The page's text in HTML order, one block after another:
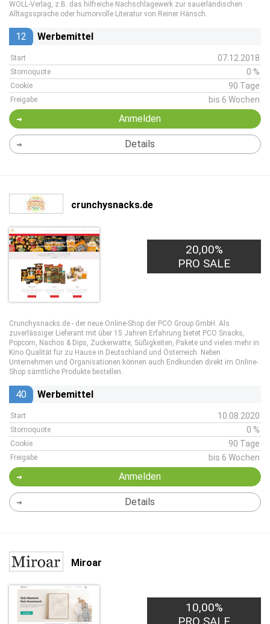
WOLL-Verlag, z.B. das hilfreiche Nachschlagewerk zur sauerländischen
Alltagssprache oder humorvolle Literatur von Reiner Hänsch.
12 Werbemittel
Start 07.12.2018
Stornoquote 0 %
Cookie 90 Tage
Freigabe bis 6 Wochen
Anmelden
Details
crunchysnacks.de
20,00%
PRO SALE
Crunchysnacks.de - der neue Online-Shop der PCO Group GmbH. Als
zuverlässiger Lieferant mit über 15 Jahren Erfahrung bietet PCO Snacks,
Popcorn, Nachos & Dips, Zuckerwatte, Süßigkeiten, Pakete und vieles mehr in
Kino Qualität für zu Hause in Deutschland und Österreich. Neben
Unternehmen und Organisationen können auch Endkunden direkt im Online-
Shop sämtliche Produkte bestellen.
40 Werbemittel
Start 10.08.2020
Stornoquote 0 %
Cookie 90 Tage
Freigabe bis 6 Wochen
Anmelden
Details
Miroar
10,00%